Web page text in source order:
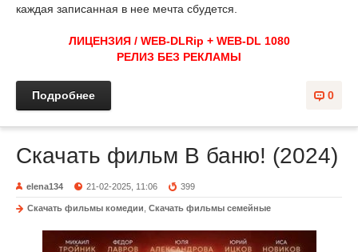
каждая записанная в нее мечта сбудется.
ЛИЦЕНЗИЯ / WEB-DLRip + WEB-DL 1080
РЕЛИЗ БЕЗ РЕКЛАМЫ
0
Подробнее
Скачать фильм В баню! (2024)
elena134 21-02-2025, 11:06 399
Скачать фильмы комедии Скачать фильмы семейные